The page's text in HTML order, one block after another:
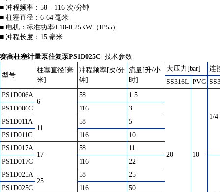
■ 冲程频率：58 – 116 次/分钟
■ 柱塞直径：6-64 毫米
■ 电机：标准功率0.18-0.25KW（IP55）
■ 冲程长度：15 毫米
赛高柱塞计量泵往复泵PS1D025C 技术参数
型号
柱塞直径[毫
米]
冲程频率[次/分
钟]
流量[升/小
时]
大压力[bar]
连
SS316L PVC
PS1D006A
6
58 1.5
20 10
1/4
PS1D006C 116
3
PS1D011A
11
58
5
PS1D011C
116
10
PS1D017A
17
58
11
PS1D017C
116 22
PS1D025A
25
58
25
PS1D025C
116
50